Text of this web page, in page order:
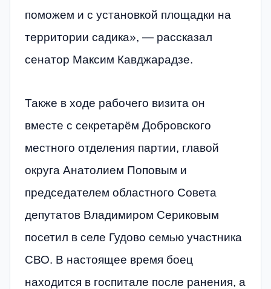
поможем и с установкой площадки на
территории садика», — рассказал
сенатор Максим Кавджарадзе.
Также в ходе рабочего визита он
вместе с секретарём Добровского
местного отделения партии, главой
округа Анатолием Поповым и
председателем областного Совета
депутатов Владимиром Сериковым
посетил в селе Гудово семью участника
СВО. В настоящее время боец
находится в госпитале после ранения, а